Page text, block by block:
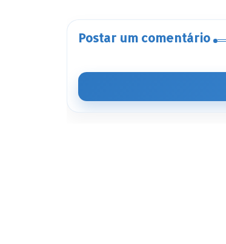
Postar um comentário